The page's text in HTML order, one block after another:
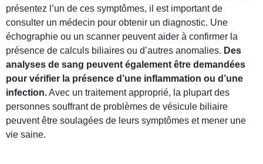
présentez l’un de ces symptômes, il est important de
consulter un médecin pour obtenir un diagnostic. Une
échographie ou un scanner peuvent aider à confirmer la
présence de calculs biliaires ou d’autres anomalies. Des
analyses de sang peuvent également être demandées
pour vérifier la présence d’une inflammation ou d’une
infection.Avec un traitement approprié, la plupart des
personnes souffrant de problèmes de vésicule biliaire
peuvent être soulagées de leurs symptômes et mener une
vie saine.